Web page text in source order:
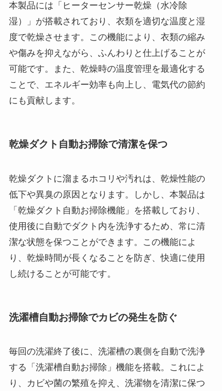
本製品には「ヒーターセンサー乾燥（水冷除
湿）」が搭載されており、衣類を適切な温度と湿
度で乾燥させます。この機能により、衣類の縮み
や傷みを抑えながら、ふんわりと仕上げることが
可能です。また、乾燥時の温度管理を最適化する
ことで、エネルギー効率も向上し、電気代の節約
にも貢献します。
乾燥ダクト自動お掃除で清潔を保つ
乾燥ダクトに溜まるホコリや汚れは、乾燥性能の
低下や異臭の原因となります。しかし、本製品は
「乾燥ダクト自動お掃除機能」を搭載しており、
使用後に自動でダクト内を洗浄するため、常に清
潔な状態を保つことができます。この機能によ
り、乾燥時間が長くなることを防ぎ、快適に使用
し続けることが可能です。
洗濯槽自動お掃除でカビの発生を防ぐ
毎回の洗濯終了後に、洗濯槽の裏側を自動で洗浄
する「洗濯槽自動お掃除」機能を搭載。これによ
り、カビや菌の繁殖を抑え、洗濯物を清潔に保つ